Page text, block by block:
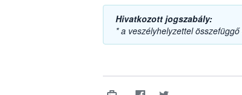
Hivatkozott jogszabály:
* a veszélyhelyzettel